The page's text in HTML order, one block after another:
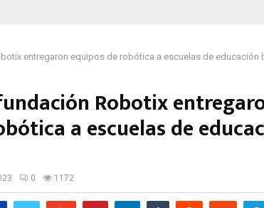
entregaron equipos de robótica a escuelas de educación
Robotix
a escuelas de
0 1172